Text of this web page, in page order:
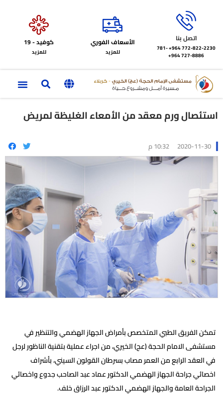
اتصل بنا
772-822-2230‏ 964+
781-
727-8886 964+
الأسعاف الفوري
للمزيد
كوفيد - 19
للمزيد
استئصال ورم معقد من الأمعاء الغليظة لمريض
2020-11-30 10:32 م
تمكن الفريق الطبي المتخصص بأمراض الجهاز الهضمي والتنظير في
مستشفى الامام الحجة (عج) الخيري، من اجراء عملية بتقنية الناظور لرجل
في العقد الرابع من العمر مصاب بسرطان القولون السيني، بأشراف
اخصائي جراحة الجهاز الهضمي الدكتور عماد عبد الصاحب جدوع واخصائي
الجراحة العامة والجهاز الهضمي الدكتور عبد الرزاق خلف.